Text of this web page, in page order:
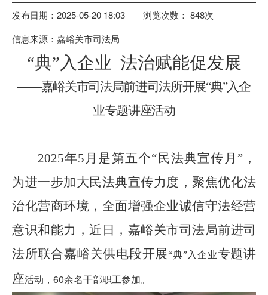
发布日期：2025-05-20 18:03 浏览次数： 848次
信息来源：嘉峪关市司法局
“典”入企业 法治赋能促发展
——嘉峪关市司法局前进司法所开展“典”入企
业专题讲座活动
2025年5 月是第五个“ 民法典宣传月 ”，
为进一步加大民法典宣传力度， 聚焦优化法
治化营商环境， 全面增强企业诚信守法经营
意识和能力， 近日，嘉峪关市司法局前进司
法所联合嘉峪关供电段开展“典”入企业专题讲
座活动， 60余名干部职工参加。